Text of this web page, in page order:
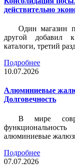
действительно
Один магазин
другой добавил
каталоги, третий
Подробнее
10.07.2026
Алюминиевые
Долговечность
В мире
алюминиевые
Подробнее
07.07.2026